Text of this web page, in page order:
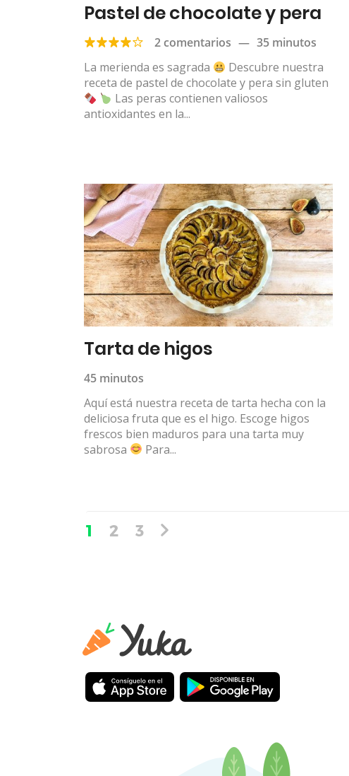
Pastel de chocolate y pera
2 comentarios — 35 minutos
La merienda es sagrada
Descubre nuestra
receta de pastel de chocolate y pera sin gluten
Las peras contienen valiosos
antioxidantes en la...
Tarta de higos
45 minutos
Aquí está nuestra receta de tarta hecha con la
deliciosa fruta que es el higo. Escoge higos
frescos bien maduros para una tarta muy
sabrosa
Para...
1 2 3